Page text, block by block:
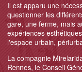
Il est apparu une
questionner les
gare, une ferme, mais
expériences
l'espace urbain,
La compagnie
Rennes, le Conseil